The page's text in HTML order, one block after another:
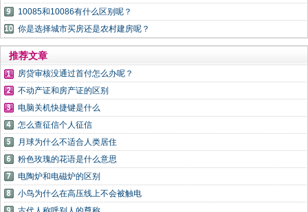
10085和10086有什么区别呢？
你是选择城市买房还是农村建房呢？
推荐文章
房贷审核没通过首付怎么办呢？
不动产证和房产证的区别
电脑关机快捷键是什么
怎么查征信个人征信
月球为什么不适合人类居住
粉色玫瑰的花语是什么意思
电陶炉和电磁炉的区别
小鸟为什么在高压线上不会被触电